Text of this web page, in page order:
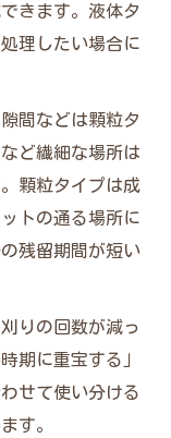
きます。液体タ
理したい場合に
間などは顆粒タ
ど繊細な場所は
顆粒タイプは成
トの通る場所に
残留期間が短い
りの回数が減っ
期に重宝する」
せて使い分ける
す。